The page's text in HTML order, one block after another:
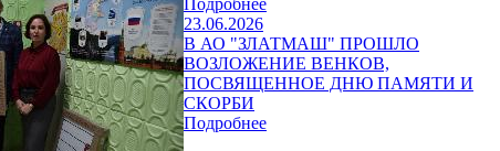
23.06.2026
В АО "ЗЛАТМАШ" ПРОШЛО
ВОЗЛОЖЕНИЕ ВЕНКОВ,
ПОСВЯЩЕННОЕ ДНЮ ПАМЯТИ И
СКОРБИ
Подробнее